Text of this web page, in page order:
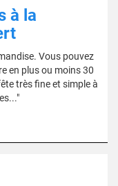
à la
Vous pouvez
en plus ou moins 30
très fine et simple à